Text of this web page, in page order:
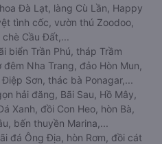
Đà Lạt, làng Cù Lần, Happy
tình cốc, vườn thú Zoodoo,
Cầu Đất,...
biển Trần Phú, tháp Trầm
Nha Trang, đảo Hòn Mun,
Sơn, thác bà Ponagar,...
hải đăng, Bãi Sau, Hồ Mây,
Xanh, đồi Con Heo, hòn Bà,
bến thuyền Marina,...
đá Ông Địa, hòn Rơm, đồi cát